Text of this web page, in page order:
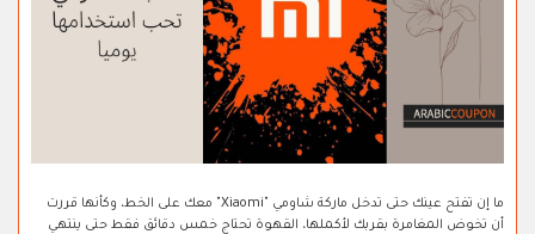
ما إن تفتح عينك حتى تدخل ماركة شاومي "Xiaomi" معك على الخط، وكأنها قررت
أن تخوض المغامرة بقربك لأكملها، القهوة تحتاج خمس دقائق فقط حتى ينتهي